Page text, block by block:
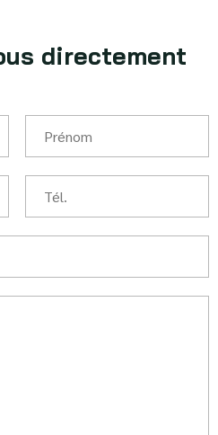
directement